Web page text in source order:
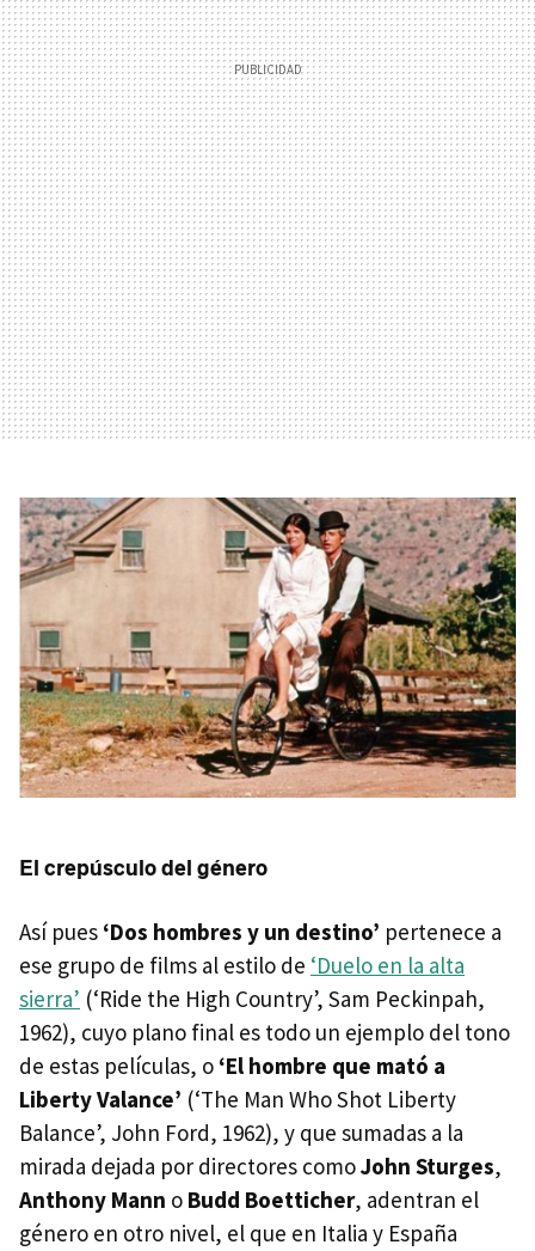
El crepúsculo del género
Así pues ‘Dos hombres y un destino’ pertenece a
ese grupo de films al estilo de ‘Duelo en la alta
sierra’ (‘Ride the High Country’, Sam Peckinpah,
1962), cuyo plano final es todo un ejemplo del tono
de estas películas, o ‘El hombre que mató a
Liberty Valance’ (‘The Man Who Shot Liberty
Balance’, John Ford, 1962), y que sumadas a la
mirada dejada por directores comoJohn Sturges,
Anthony Mann o Budd Boetticher, adentran el
género en otro nivel, el que en Italia y España